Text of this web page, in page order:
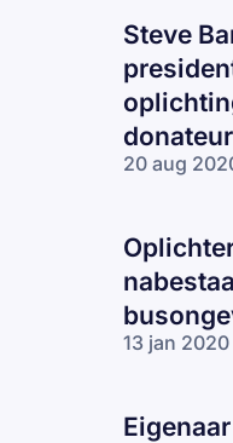
Steve
20 aug
13 jan 2020